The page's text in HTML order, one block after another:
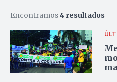
Encontramos4 resultados